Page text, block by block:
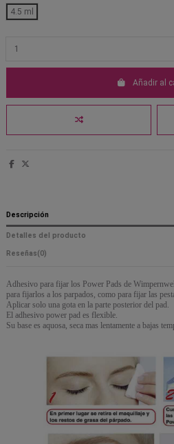
4.5 ml
Añadir al
Descripción
Detalles del producto
Reseñas(0)
Adhesivo para fijar los Power Pads de
para fijarlos a los parpados, como para fijar las
Aplicar solo una gota en la parte posterior del pad.
El adhesivo power pad es flexible.
Su base es aquosa, seca mas lentamente a bajas